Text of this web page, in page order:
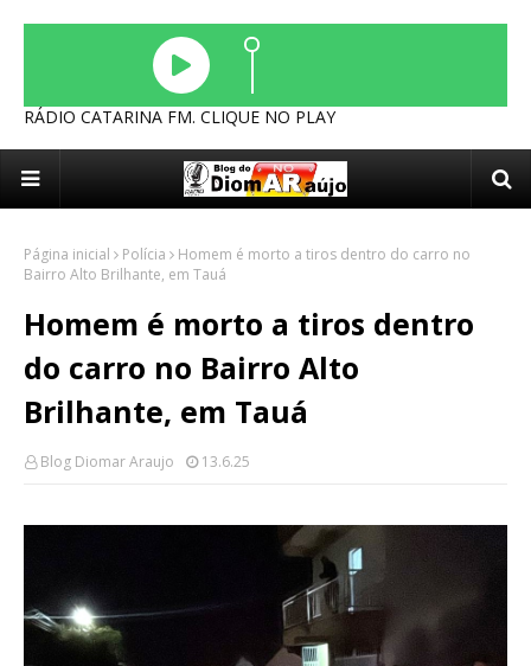
RÁDIO CATARINA FM. CLIQUE NO PLAY
Página inicial Polícia
Homem é morto a tiros dentro do carro no
Bairro Alto Brilhante, em Tauá
Homem é morto a tiros dentro
do carro no Bairro Alto
Brilhante, em Tauá
Blog Diomar Araujo 13.6.25